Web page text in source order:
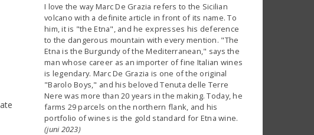
I love the way Marc De Grazia refers to the Sicilian
volcano with a definite article in front of its name. To
him, it is "the Etna", and he expresses his deference
to the dangerous mountain with every mention. "The
Etna is the Burgundy of the Mediterranean," says the
man whose career as an importer of fine Italian wines
is legendary. Marc De Grazia is one of the original
"Barolo Boys," and his beloved Tenuta delle Terre
Nere was more than 20 years in the making. Today, he
farms 29 parcels on the northern flank, and his
portfolio of wines is the gold standard for Etna wine.
(juni 2023)